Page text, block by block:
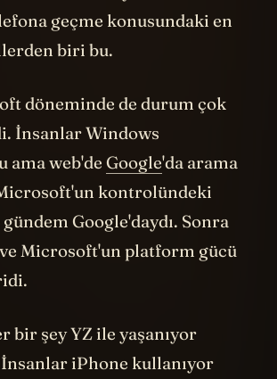
zorunda kalıyorlar. Zaten
geçme konusundaki en
döneminde de durum çok
İnsanlar Windows
ama web'deGoogle'da arama
kontrolündeki
Google'daydı. Sonra
Microsoft'un platform gücü
bir şey YZ ile yaşanıyor